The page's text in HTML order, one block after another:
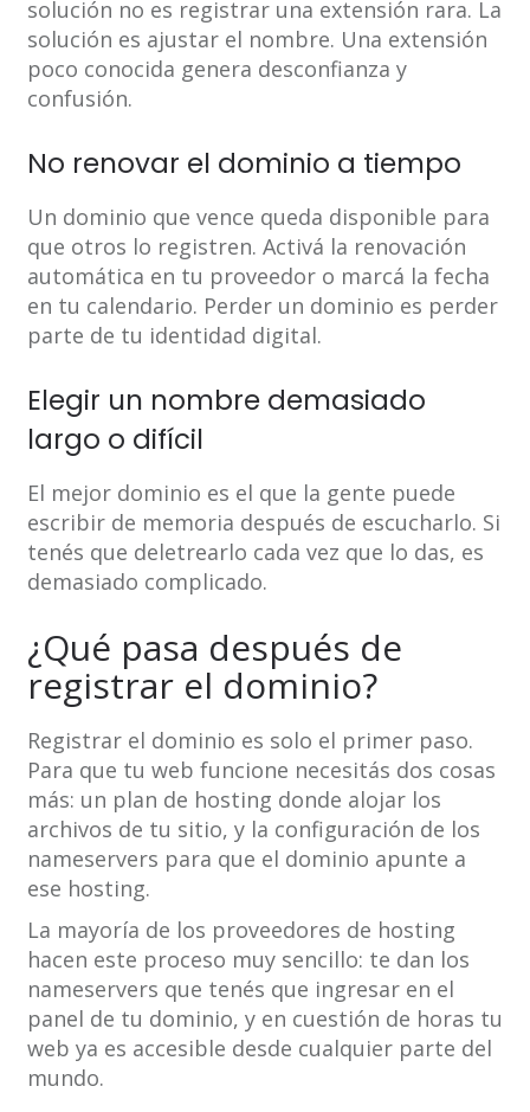
solución no es registrar una extensión rara. La
solución es ajustar el nombre. Una extensión
poco conocida genera desconfianza y
confusión.
No renovar el dominio a tiempo
Un dominio que vence queda disponible para
que otros lo registren. Activá la renovación
automática en tu proveedor o marcá la fecha
en tu calendario. Perder un dominio es perder
parte de tu identidad digital.
Elegir un nombre demasiado
largo o difícil
El mejor dominio es el que la gente puede
escribir de memoria después de escucharlo. Si
tenés que deletrearlo cada vez que lo das, es
demasiado complicado.
¿Qué pasa después de
registrar el dominio?
Registrar el dominio es solo el primer paso.
Para que tu web funcione necesitás dos cosas
más: un plan de hosting donde alojar los
archivos de tu sitio, y la configuración de los
nameservers para que el dominio apunte a
ese hosting.
La mayoría de los proveedores de hosting
hacen este proceso muy sencillo: te dan los
nameservers que tenés que ingresar en el
panel de tu dominio, y en cuestión de horas tu
web ya es accesible desde cualquier parte del
mundo.